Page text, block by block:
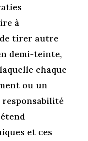
à
tirer autre
demi-teinte,
chaque
ou un
et ces